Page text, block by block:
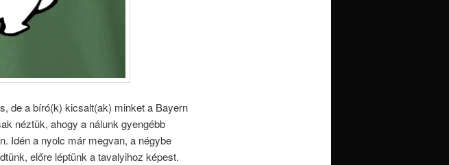
de a bíró(k) kicsalt(ak) minket a Bayern
néztük, ahogy a nálunk gyengébb
Idén a nyolc már megvan, a négybe
előre léptünk a tavalyihoz képest.